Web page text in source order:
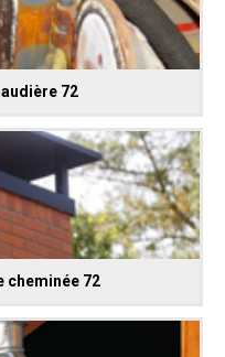
72
cheminée 72